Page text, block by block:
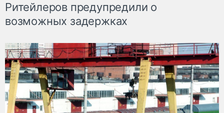
Ритейлеров предупредили о
возможных задержках